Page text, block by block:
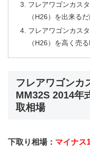
フレアワゴンカス
（H26）を出来る
フレアワゴンカス
（H26）を高く売
フレアワゴンカ
MM32S 2014年
取相場
下取り相場： マイナス